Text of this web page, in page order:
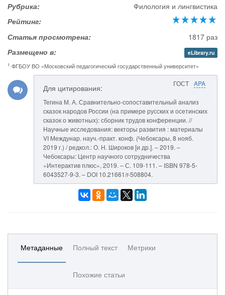
Рубрика:
Филология и лингвистика
Рейтинг:
Статья просмотрена:
1817 раз
Размещено в:
eLibrary.ru
1 ФГБОУ ВО «Московский педагогический государственный университет»
ГОСТ APA
Для цитирования:
Тегина М. А. Сравнительно-сопоставительный анализ
сказок народов России (на примере русских и осетинских
сказок о животных): сборник трудов конференции. //
Научные исследования: векторы развития : материалы
VI Междунар. науч.-практ. конф. (Чебоксары, 8 нояб.
2019 г.) / редкол.: О. Н. Широков [и др.]. – 2019. –
Чебоксары: Центр научного сотрудничества
«Интерактив плюс», 2019. – С. 109-111. – ISBN 978-5-
6043527-9-3. – DOI 10.21661/r-508804.
Метаданные Полный текст Метрики
Похожие статьи